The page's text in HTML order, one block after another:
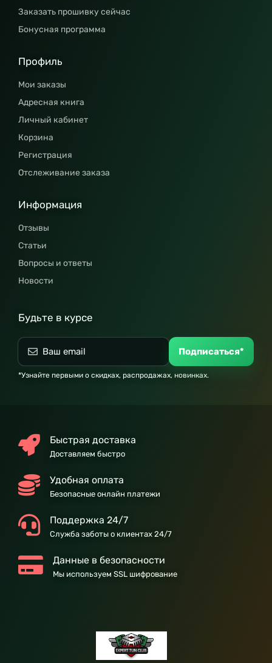
Заказать прошивку сейчас
Бонусная программа
Профиль
Мои заказы
Адресная книга
Личный кабинет
Корзина
Регистрация
Отслеживание заказа
Информация
Отзывы
Статьи
Вопросы и ответы
Новости
Будьте в курсе
Подписаться*
*Узнайте первыми о скидках, распродажах, новинках.
Быстрая доставка
Доставляем быстро
Удобная оплата
Безопасные онлайн платежи
Поддержка 24/7
Служба заботы о клиентах 24/7
Данные в безопасности
Мы используем SSL шифрование